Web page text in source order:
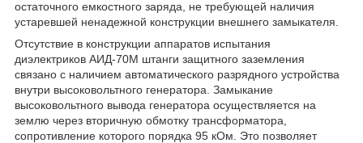
остаточного емкостного заряда, не требующей наличия
устаревшей ненадежной конструкции внешнего замыкателя.
Отсутствие в конструкции аппаратов испытания
диэлектриков АИД-70М штанги защитного заземления
связано с наличием автоматического разрядного устройства
внутри высоковольтного генератора. Замыкание
высоковольтного вывода генератора осуществляется на
землю через вторичную обмотку трансформатора,
сопротивление которого порядка 95 кОм. Это позволяет